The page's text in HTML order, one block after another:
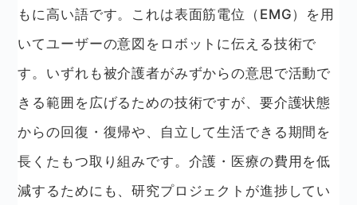
もに高い語です。これは表面筋電位（EMG）を用
いてユーザーの意図をロボットに伝える技術で
す。いずれも被介護者がみずからの意思で活動で
きる範囲を広げるための技術ですが、要介護状態
からの回復・復帰や、自立して生活できる期間を
長くたもつ取り組みです。介護・医療の費用を低
減するためにも、研究プロジェクトが進捗してい